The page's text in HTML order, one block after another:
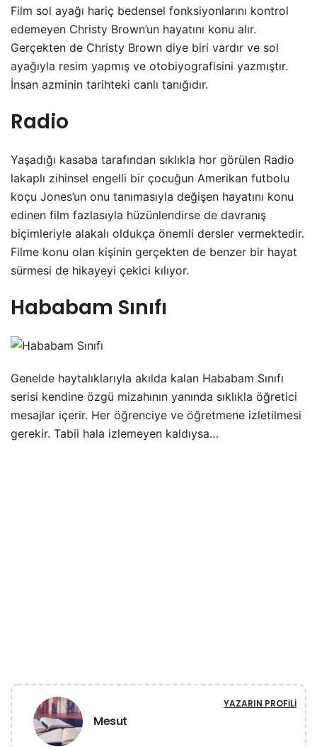
Film sol ayağı hariç bedensel fonksiyonlarını kontrol
edemeyen Christy Brown’un hayatını konu alır.
Gerçekten de Christy Brown diye biri vardır ve sol
ayağıyla resim yapmış ve otobiyografisini yazmıştır.
İnsan azminin tarihteki canlı tanığıdır.
Radio
Yaşadığı kasaba tarafından sıklıkla hor görülen Radio
lakaplı zihinsel engelli bir çocuğun Amerikan futbolu
koçu Jones’un onu tanımasıyla değişen hayatını konu
edinen film fazlasıyla hüzünlendirse de davranış
biçimleriyle alakalı oldukça önemli dersler vermektedir.
Filme konu olan kişinin gerçekten de benzer bir hayat
sürmesi de hikayeyi çekici kılıyor.
Hababam Sınıfı
Genelde haytalıklarıyla akılda kalan Hababam Sınıfı
serisi kendine özgü mizahının yanında sıklıkla öğretici
mesajlar içerir. Her öğrenciye ve öğretmene izletilmesi
gerekir. Tabii hala izlemeyen kaldıysa…
Mesut
YAZARIN PROFILI